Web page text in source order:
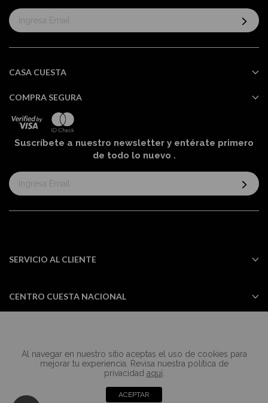
Al navegar en nuestro sitio aceptas el uso de cookies para
mejorar tu experiencia. Revisa nuestra política de
privacidad aquí.
ACEPTAR
Suscríbase
al
informativo:
CASA CUESTA
COMPRA SEGURA
Suscríbete a nuestro newsletter y entérate primero
de todo lo nuevo .
Suscríbase
al
informativo:
SERVICIO AL CLIENTE
CENTRO CUESTA NACIONAL
Todos los derechos reservados Casa
Cuesta ©2024